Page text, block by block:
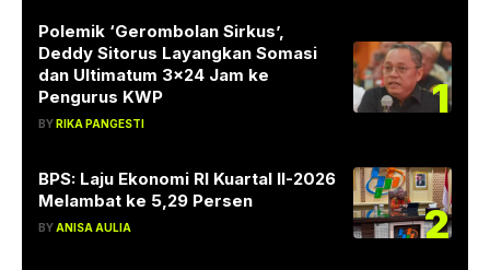
Polemik ‘Gerombolan Sirkus’,
Deddy Sitorus Layangkan Somasi
dan Ultimatum 3×24 Jam ke
Pengurus KWP
BYRIKA PANGESTI
1
BPS: Laju Ekonomi RI Kuartal II-2026
Melambat ke 5,29 Persen
BYANISA AULIA 2